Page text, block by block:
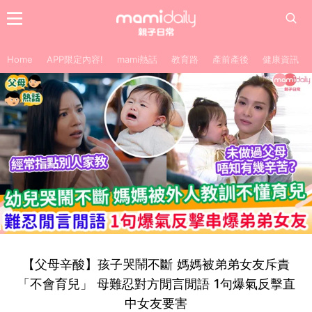
Home APP限定內容! mami熱話 教育路 產前產後 健康資訊
【父母辛酸】孩子哭鬧不斷 媽媽被弟弟女友斥責
「不會育兒」 母難忍對方閒言閒語 1句爆氣反擊直
中女友要害